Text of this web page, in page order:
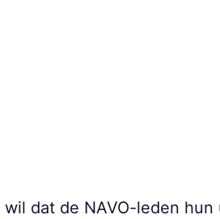
wil dat de NAVO-leden